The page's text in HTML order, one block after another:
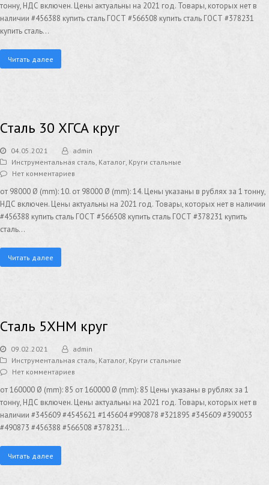
тонну, НДС включен. Цены актуальны на 2021 год. Товары, которых нет в
наличии #456388 купить сталь ГОСТ #566508 купить сталь ГОСТ #378231
купить сталь…
Читать далее
Сталь 30 ХГСА круг
04.05.2021
admin
Инструментальная сталь, Каталог, Круги стальные
Нет комментариев
от 98000 Ø (mm): 10. от 98000 Ø (mm): 14. Цены указаны в рублях за 1 тонну,
НДС включен. Цены актуальны на 2021 год. Товары, которых нет в наличии
#456388 купить сталь ГОСТ #566508 купить сталь ГОСТ #378231 купить
сталь…
Читать далее
Сталь 5ХНМ круг
09.02.2021
admin
Инструментальная сталь, Каталог, Круги стальные
Нет комментариев
от 160000 Ø (mm): 85 от 160000 Ø (mm): 85 Цены указаны в рублях за 1
тонну, НДС включен. Цены актуальны на 2021 год. Товары, которых нет в
наличии #345609 #4545621 #145604 #990878 #321895 #345609 #390053
#490873 #456388 #566508 #378231…
Читать далее